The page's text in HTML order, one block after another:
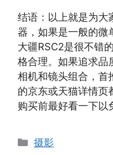
结语：以上就是为大
器，如果是一般的微
大疆RSC2是很不错
格合理。如果追求品
相机和镜头组合，首
的京东或天猫详情页
购买前最好看一下以
分
摄影